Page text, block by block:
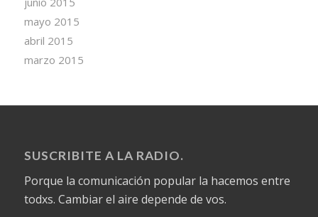
mayo 2015
abril 2015
marzo 2015
SUSCRIBITE A LA RADIO.
Porque la comunicación popular la hacemos entre
todxs. Cambiar el aire depende de vos.